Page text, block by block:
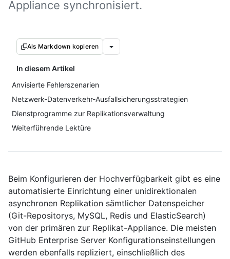
Appliance synchronisiert.
Als Markdown kopieren
In diesem Artikel
Anvisierte Fehlerszenarien
Netzwerk-Datenverkehr-Ausfallsicherungsstrategien
Dienstprogramme zur Replikationsverwaltung
Weiterführende Lektüre
Beim Konfigurieren der Hochverfügbarkeit gibt es eine
automatisierte Einrichtung einer unidirektionalen
asynchronen Replikation sämtlicher Datenspeicher
(Git-Repositorys, MySQL, Redis und ElasticSearch)
von der primären zur Replikat-Appliance. Die meisten
GitHub Enterprise Server Konfigurationseinstellungen
werden ebenfalls repliziert, einschließlich des